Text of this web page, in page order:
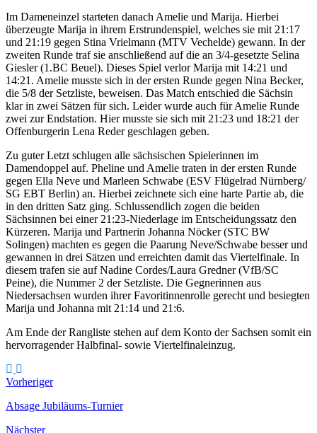
Im Dameneinzel starteten danach Amelie und Marija. Hierbei
überzeugte Marija in ihrem Erstrundenspiel, welches sie mit 21:17
und 21:19 gegen Stina Vrielmann (MTV Vechelde) gewann. In der
zweiten Runde traf sie anschließend auf die an 3/4-gesetzte Selina
Giesler (1.BC Beuel). Dieses Spiel verlor Marija mit 14:21 und
14:21. Amelie musste sich in der ersten Runde gegen Nina Becker,
die 5/8 der Setzliste, beweisen. Das Match entschied die Sächsin
klar in zwei Sätzen für sich. Leider wurde auch für Amelie Runde
zwei zur Endstation. Hier musste sie sich mit 21:23 und 18:21 der
Offenburgerin Lena Reder geschlagen geben.
Zu guter Letzt schlugen alle sächsischen Spielerinnen im
Damendoppel auf. Pheline und Amelie traten in der ersten Runde
gegen Ella Neve und Marleen Schwabe (ESV Flügelrad Nürnberg/
SG EBT Berlin) an. Hierbei zeichnete sich eine harte Partie ab, die
in den dritten Satz ging. Schlussendlich zogen die beiden
Sächsinnen bei einer 21:23-Niederlage im Entscheidungssatz den
Kürzeren. Marija und Partnerin Johanna Nöcker (STC BW
Solingen) machten es gegen die Paarung Neve/Schwabe besser und
gewannen in drei Sätzen und erreichten damit das Viertelfinale. In
diesem trafen sie auf Nadine Cordes/Laura Gredner (VfB/SC
Peine), die Nummer 2 der Setzliste. Die Gegnerinnen aus
Niedersachsen wurden ihrer Favoritinnenrolle gerecht und besiegten
Marija und Johanna mit 21:14 und 21:6.
Am Ende der Rangliste stehen auf dem Konto der Sachsen somit ein
hervorragender Halbfinal- sowie Viertelfinaleinzug.
Vorheriger
Absage Jubiläums-Turnier
Nächster